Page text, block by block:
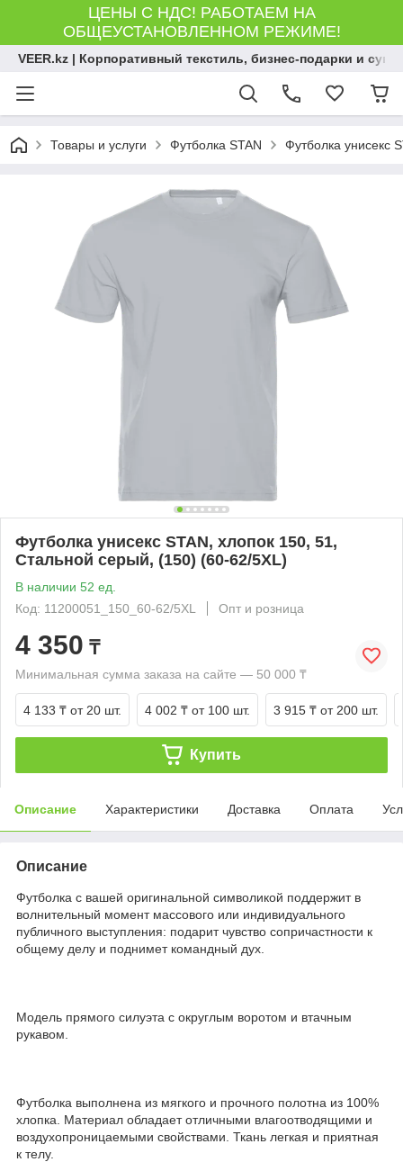
ЦЕНЫ С НДС! РАБОТАЕМ НА
ОБЩЕУСТАНОВЛЕННОМ РЕЖИМЕ!
VEER.kz | Корпоративный текстиль, бизнес-подарки и
Товары и услуги Футболка STAN Футболка унисекс
Футболка унисекс STAN, хлопок 150, 51,
Стальной серый, (150) (60-62/5XL)
В наличии 52 ед.
Код: 11200051_150_60-62/5XL
Опт и розница
4 350 ₸
Минимальная сумма заказа на сайте — 50 000 ₸
4 133 ₸ от 20 шт. 4 002 ₸ от 100 шт. 3 915 ₸ от 200 шт.
Купить
Описание Характеристики Доставка Оплата
Описание
Футболка с вашей оригинальной символикой поддержит в
волнительный момент массового или индивидуального
публичного выступления: подарит чувство сопричастности к
общему делу и поднимет командный дух.
Модель прямого силуэта с округлым воротом и втачным
рукавом.
Футболка выполнена из мягкого и прочного полотна из 100%
хлопка. Материал обладает отличными влагоотводящими и
воздухопроницаемыми свойствами. Ткань легкая и приятная
к телу.